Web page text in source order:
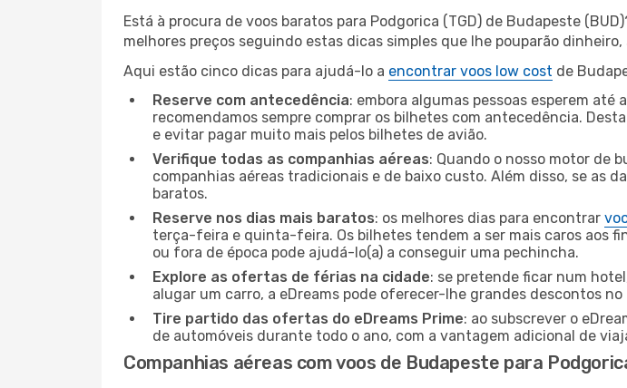
Está à procura de voos baratos para Podgorica (TGD) de Budapeste
melhores preços seguindo estas dicas simples que lhe pouparão
Aqui estão cinco dicas para ajudá-lo a encontrar voos low cost de
Reserve com antecedência: embora algumas pessoas esperem
recomendamos sempre comprar os bilhetes com antecedência.
e evitar pagar muito mais pelos bilhetes de avião.
Verifique todas as companhias aéreas: Quando o nosso motor de
companhias aéreas tradicionais e de baixo custo. Além disso, se as
baratos.
Reserve nos dias mais baratos: os melhores dias para encontrar
terça-feira e quinta-feira. Os bilhetes tendem a ser mais caros aos
ou fora de época pode ajudá-lo(a) a conseguir uma pechincha.
Explore as ofertas de férias na cidade: se pretende ficar num
alugar um carro, a eDreams pode oferecer-lhe grandes descontos
Tire partido das ofertas do eDreams Prime: ao subscrever o
de automóveis durante todo o ano, com a vantagem adicional de
Companhias aéreas com voos de Budapeste para